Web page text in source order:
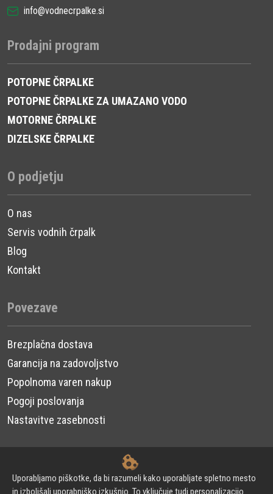
info@vodnecrpalke.si
Prodajni program
POTOPNE ČRPALKE
POTOPNE ČRPALKE ZA UMAZANO VODO
MOTORNE ČRPALKE
DIZELSKE ČRPALKE
O podjetju
O nas
Servis vodnih črpalk
Blog
Kontakt
Povezave
Brezplačna dostava
Garancija na zadovoljstvo
Popolnoma varen nakup
Pogoji poslovanja
Uporabljamo piškotke, da bi razumeli kako uporabljate spletno mesto
in izboljšali uporabniško izkušnjo. To vključuje tudi personalizacijo
Nastavitve zasebnosti
© 2024 Urni d.o.o. - Vodne črpalke. Vse pravice pridržane.